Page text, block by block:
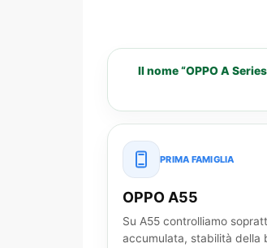
Il nome “OPPO A
PRIMA FAMIGLIA
OPPO A55
Su A55 controlliamo
accumulata, stabilità della